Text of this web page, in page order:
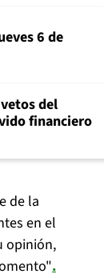
6 de
del
financiero
de la
en el
opinión,
.